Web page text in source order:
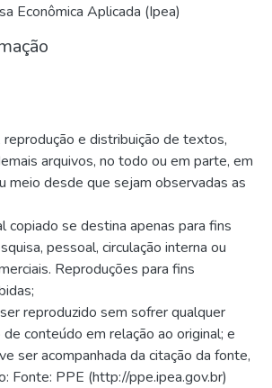
Econômica Aplicada (Ipea)
reprodução e distribuição de textos,
arquivos, no todo ou em parte, em
meio desde que sejam observadas as
copiado se destina apenas para fins
pessoal, circulação interna ou
Reproduções para fins
reproduzido sem sofrer qualquer
conteúdo em relação ao original; e
ser acompanhada da citação da fonte,
Fonte: PPE (http://ppe.ipea.gov.br)